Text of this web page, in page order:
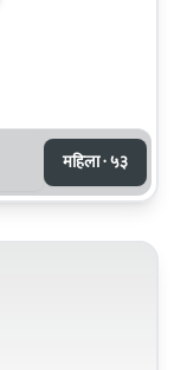
महिला · ५३